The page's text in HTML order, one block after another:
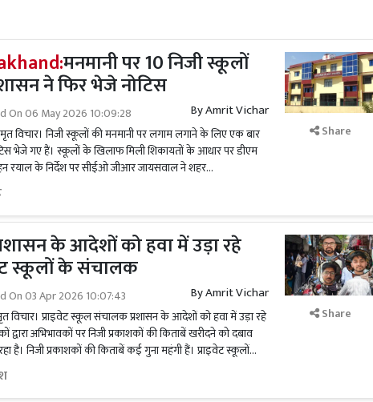
मनमानी पर 10 निजी स्कूलों
ने फिर भेजे नोटिस
On06 May 2026 10:09:28 ByAmrit Vichar
विचार। निजी स्कूलों की मनमानी पर लगाम लगाने के लिए एक बार
भेजे गए हैं। स्कूलों के खिलाफ मिली शिकायतों के आधार पर डीएम
रयाल के निर्देश पर सीईओ जीआर जायसवाल ने शहर...
Share
के आदेशों को हवा में उड़ा रहे
स्कूलों के संचालक
On03 Apr 2026 10:07:43 ByAmrit Vichar
विचार। प्राइवेट स्कूल संचालक प्रशासन के आदेशों को हवा में उड़ा रहे
द्वारा अभिभावकों पर निजी प्रकाशकों की किताबें खरीदने को दबाव
है। निजी प्रकाशकों की किताबें कई गुना महंगी हैं। प्राइवेट स्कूलों...
Share